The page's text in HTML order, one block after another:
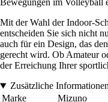
Bewegungen im Volleyball
Mit der Wahl der Indoor-
entscheiden Sie sich nicht
auch für ein Design, das
gerecht wird. Ob Amateur
der Erreichung Ihrer
Zusätzliche Informationen
Marke
Mizuno